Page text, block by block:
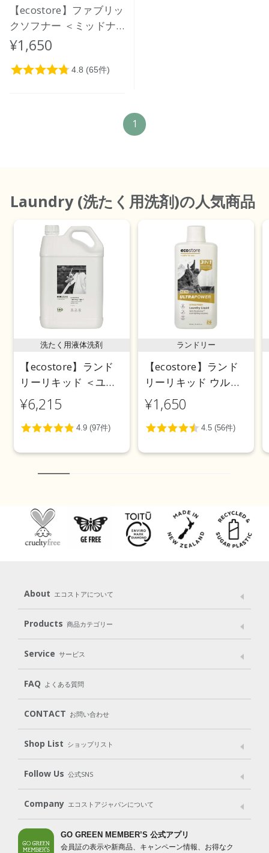
【ecostore】ファブリッ
クソフナー ＜ミッドナ
イトローズ＞ 1L
¥1,650
1
Laundry (洗たく用洗剤)の人気商品
洗たく用液体洗剤
【ecostore】ランド
リーリキッド ＜ユー
カリ＞ 5L
¥6,215
ランドリー
【ecostore】ランド
リーリキッド ウルト
ラパワー925mL
¥1,650
About エコストアについて
メッセージ ブランドストーリー
パッケージへのこだわり
動物実験をしない
Products 商品カテゴリー
Laundry
Cleaning Baby Kids
Body（ボディ） Hair（ヘア） Oral care（オーラルケア）
Goods （グッズ）
Gift set
Service サービス
User Guide
Subscription（定期便）
FAQ よくある質問
CONTACT お問い合わせ
Shop List ショップリスト
Shop List
Follow Us 公式SNS
LINE＠ Instagram Facebook
Company エコストアジャパンについて
会社案内 ご利用規約
プライバシーポリシー
GO GREEN MEMBER’S 公式アプリ
会員証の表示や新商品、キャンペーン情報、お得なク